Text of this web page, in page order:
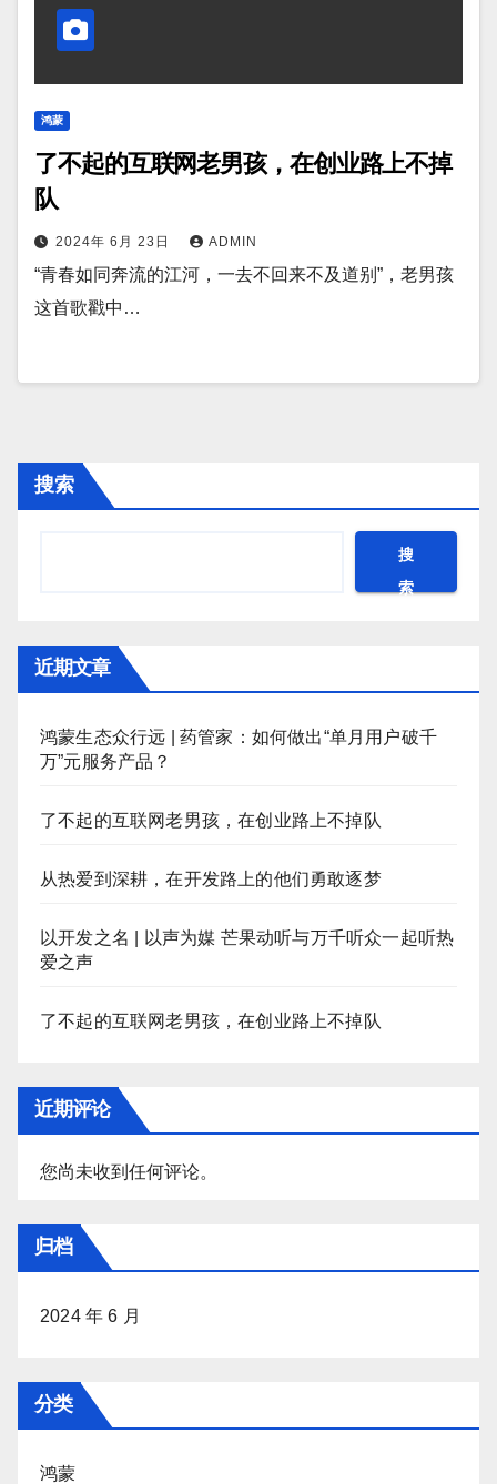
鸿蒙
了不起的互联网老男孩，在创业路上不掉
队
2024年 6月 23日 ADMIN
“青春如同奔流的江河，一去不回来不及道别”，老男孩
这首歌戳中…
搜索
搜
索
近期文章
鸿蒙生态众行远 | 药管家：如何做出“单月用户破千
万”元服务产品？
了不起的互联网老男孩，在创业路上不掉队
从热爱到深耕，在开发路上的他们勇敢逐梦
以开发之名 | 以声为媒 芒果动听与万千听众一起听热
爱之声
了不起的互联网老男孩，在创业路上不掉队
近期评论
您尚未收到任何评论。
归档
2024 年 6 月
分类
鸿蒙